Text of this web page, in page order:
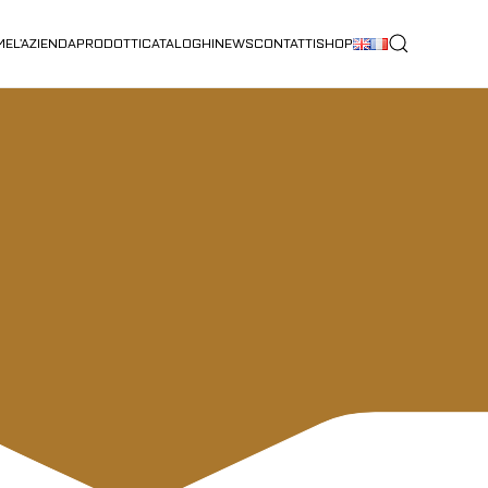
L’AZIENDAPRODOTTICATALOGHINEWSCONTATTISHOP